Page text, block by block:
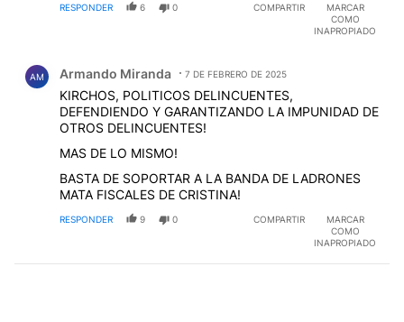
RESPONDER 6 0 COMPARTIR
MARCAR
COMO
INAPROPIADO
AM Armando Miranda 7 DE FEBRERO DE 2025
KIRCHOS, POLITICOS DELINCUENTES,
DEFENDIENDO Y GARANTIZANDO LA IMPUNIDAD DE
OTROS DELINCUENTES!
MAS DE LO MISMO!
BASTA DE SOPORTAR A LA BANDA DE LADRONES
MATA FISCALES DE CRISTINA!
RESPONDER 9 0 COMPARTIR
MARCAR
COMO
INAPROPIADO